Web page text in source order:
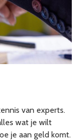
van experts.
wat je wilt
je aan geld komt.